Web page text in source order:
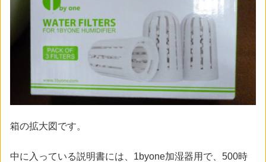
箱の拡大図です。
中に入っている説明書には、1byone加湿器用で、500時